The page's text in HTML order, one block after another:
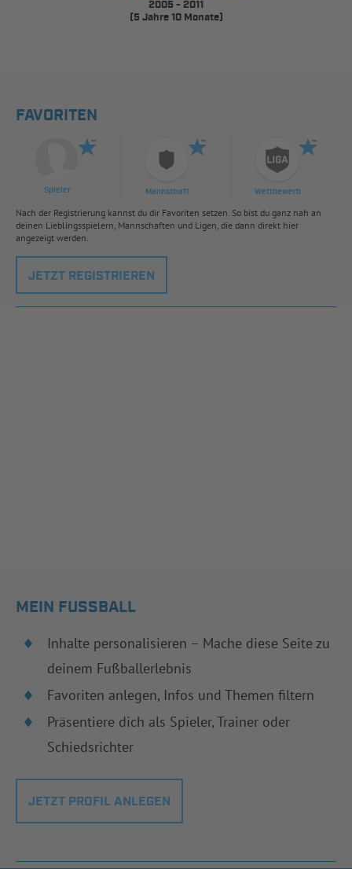
2005 - 2011
(5 Jahre 10 Monate)
FAVORITEN
Spieler Mannschaft Wettbewerb
Nach der Registrierung kannst du dir Favoriten setzen. So bist du ganz nah an
deinen Lieblingsspielern, Mannschaften und Ligen, die dann direkt hier
angezeigt werden.
JETZT REGISTRIEREN
MEIN FUSSBALL
Inhalte personalisieren – Mache diese Seite zu
deinem Fußballerlebnis
Favoriten anlegen, Infos und Themen filtern
Präsentiere dich als Spieler, Trainer oder
Schiedsrichter
JETZT PROFIL ANLEGEN